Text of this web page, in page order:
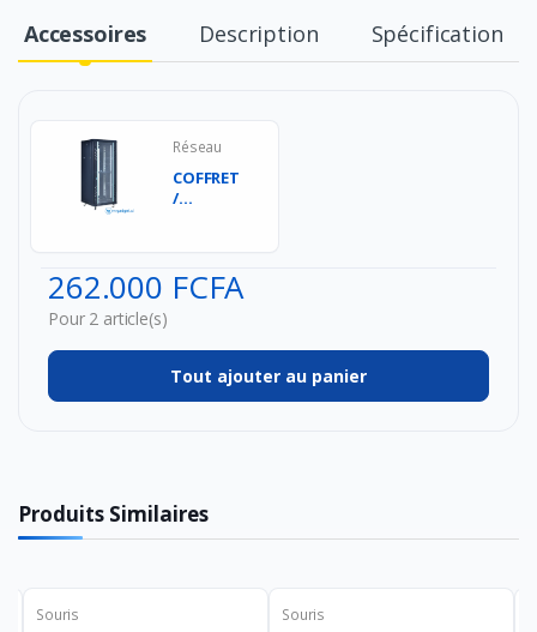
Accessoires Description Spécification
Réseau
COFFRET
/
bras...
262.000 FCFA
Pour 2 article(s)
Tout ajouter au panier
Produits Similaires
Souris Souris